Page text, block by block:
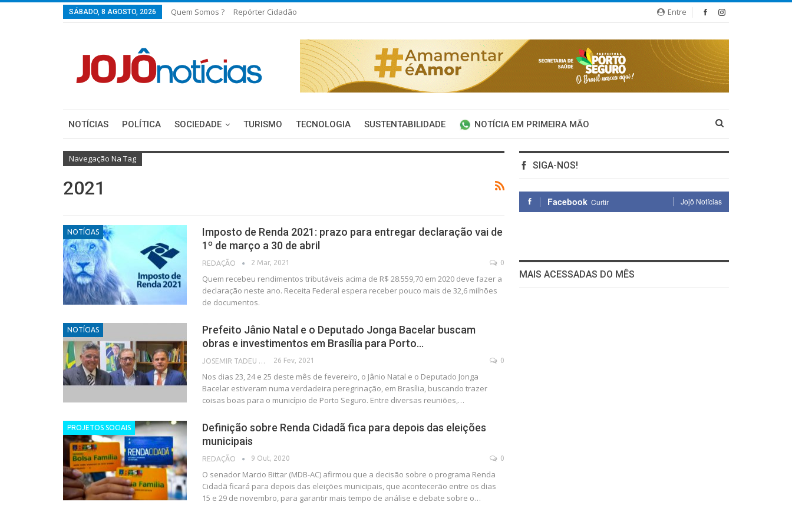
Entre
SÁBADO, 8 AGOSTO, 2026 Quem Somos ? Repórter Cidadão
NOTÍCIAS POLÍTICA SOCIEDADE TURISMO TECNOLOGIA SUSTENTABILIDADE NOTÍCIA EM PRIMEIRA MÃO
Navegação Na Tag
2021
NOTÍCIAS
Imposto de Renda 2021: prazo para entregar declaração vai de
1º de março a 30 de abril
REDAÇÃO 2 Mar, 2021 0
Quem recebeu rendimentos tributáveis acima de R$ 28.559,70 em 2020 deve fazer a
declaração neste ano. Receita Federal espera receber pouco mais de 32,6 milhões
de documentos.
NOTÍCIAS
Prefeito Jânio Natal e o Deputado Jonga Bacelar buscam
obras e investimentos em Brasília para Porto…
JOSEMIR TADEU FONSECA 26 Fev, 2021 0
Nos dias 23, 24 e 25 deste mês de fevereiro, o Jânio Natal e o Deputado Jonga
Bacelar estiveram numa verdadeira peregrinação, em Brasília, buscando trazer
coisas boas para o município de Porto Seguro. Entre diversas reuniões,…
PROJETOS SOCIAIS
Definição sobre Renda Cidadã fica para depois das eleições
municipais
REDAÇÃO 9 Out, 2020 0
O senador Marcio Bittar (MDB-AC) afirmou que a decisão sobre o programa Renda
Cidadã ficará para depois das eleições municipais, que acontecerão entre os dias
15 e 29 de novembro, para garantir mais tempo de análise e debate sobre o…
SIGA-NOS!
Facebook Curtir Jojô Notícias
MAIS ACESSADAS DO MÊS